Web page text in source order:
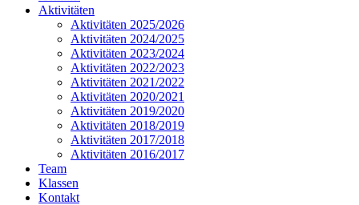
Aktivitäten
Aktivitäten 2025/2026
Aktivitäten 2024/2025
Aktivitäten 2023/2024
Aktivitäten 2022/2023
Aktivitäten 2021/2022
Aktivitäten 2020/2021
Aktivitäten 2019/2020
Aktivitäten 2018/2019
Aktivitäten 2017/2018
Aktivitäten 2016/2017
Team
Klassen
Kontakt